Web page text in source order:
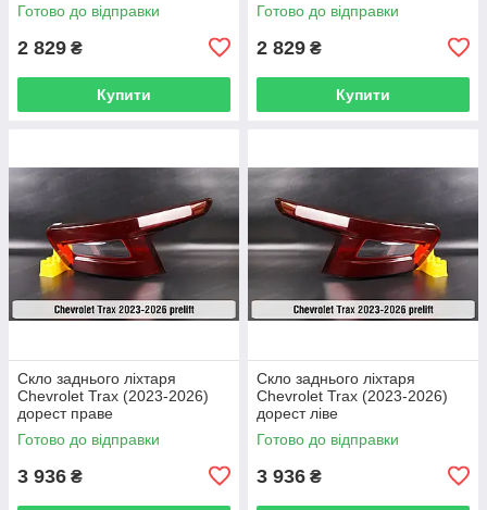
Готово до відправки
2 829 ₴
Купити
Готово до відправки
2 829 ₴
Купити
Скло заднього ліхтаря
Chevrolet Trax (2023-2026)
дорест праве
Готово до відправки
3 936 ₴
Скло заднього ліхтаря
Chevrolet Trax (2023-2026)
дорест ліве
Готово до відправки
3 936 ₴